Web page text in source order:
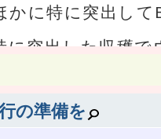
に特に突出し
に突出した収穫
出してぶん回し
突出が足りない
った人もこの
の準備を